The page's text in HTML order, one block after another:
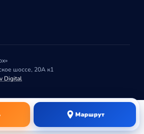
шоссе, 20А к1
Digital
Маршрут